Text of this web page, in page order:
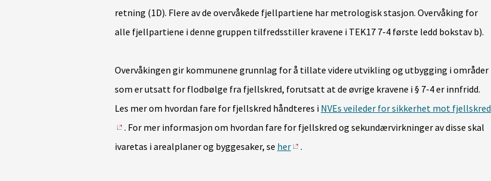
retning (1D). Flere av de overvåkede fjellpartiene har metrologisk stasjon. Overvåking for
alle fjellpartiene i denne gruppen tilfredsstiller kravene i TEK17 7-4 første ledd bokstav b).
Overvåkingen gir kommunene grunnlag for å tillate videre utvikling og utbygging i områder
som er utsatt for flodbølge fra fjellskred, forutsatt at de øvrige kravene i § 7-4 er innfridd.
Les mer om hvordan fare for fjellskred håndteres i NVEs veileder for sikkerhet mot fjellskred
. For mer informasjon om hvordan fare for fjellskred og sekundærvirkninger av disse skal
ivaretas i arealplaner og byggesaker, se her .